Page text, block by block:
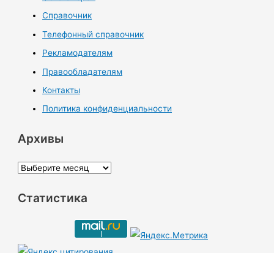
Справочник
Телефонный справочник
Рекламодателям
Правообладателям
Контакты
Политика конфиденциальности
Архивы
А
х
ы
Статистика